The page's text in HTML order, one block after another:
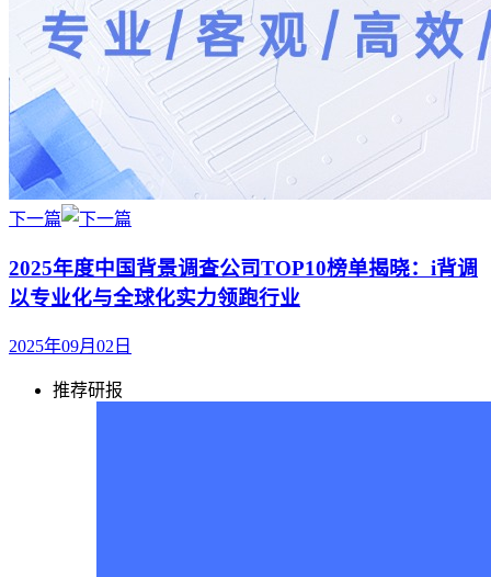
下一篇
2025年度中国背景调查公司TOP10榜单揭晓：i背调
以专业化与全球化实力领跑行业
2025年09月02日
推荐研报